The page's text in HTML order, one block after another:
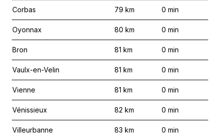
Corbas 79 km 0 min
Oyonnax 80 km 0 min
Bron 81 km 0 min
Vaulx-en-Velin 81 km 0 min
Vienne 81 km 0 min
Vénissieux 82 km 0 min
Villeurbanne 83 km 0 min